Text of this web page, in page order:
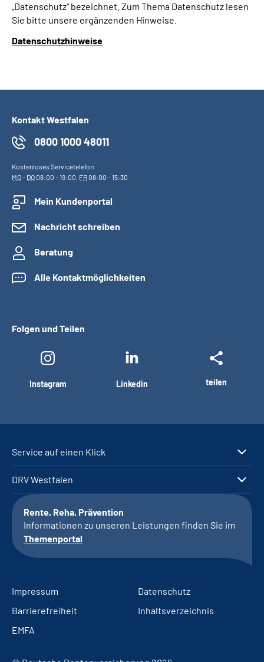
„Datenschutz“ bezeichnet. Zum Thema Datenschutz lesen
Sie bitte unsere ergänzenden Hinweise.
Datenschutzhinweise
Kontakt Westfalen
0800 1000 48011
Kostenloses Servicetelefon
MO- DO08:00 - 19:00, FR08:00 - 15:30
Mein Kundenportal
Nachricht schreiben
Beratung
Alle Kontaktmöglichkeiten
Folgen und Teilen
Instagram Linkedin teilen
Service auf einen Klick
DRV Westfalen
Rente, Reha, Prävention
Informationen zu unseren Leistungen finden Sie im
Themenportal
Impressum
Datenschutz
Barrierefreiheit
Inhaltsverzeichnis
EMFA